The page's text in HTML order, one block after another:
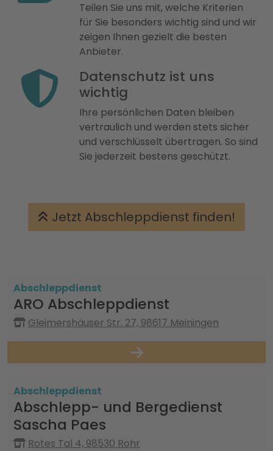
Teilen Sie uns mit, welche Kriterien
für Sie besonders wichtig sind und wir
zeigen Ihnen gezielt die besten
Anbieter.
Datenschutz ist uns
wichtig
Ihre persönlichen Daten bleiben
vertraulich und werden stets sicher
und verschlüsselt übertragen. So sind
Sie jederzeit bestens geschützt.
Jetzt Abschleppdienst finden!
Abschleppdienst
ARO Abschleppdienst
Gleimershäuser Str. 27, 98617 Meiningen
Abschleppdienst
Abschlepp- und Bergedienst
Sascha Paes
Rotes Tal 4, 98530 Rohr